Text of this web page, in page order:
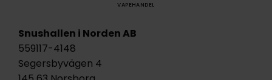
VAPEHANDEL
Snushallen i Norden AB
559117-4148
Segersbyvägen 4